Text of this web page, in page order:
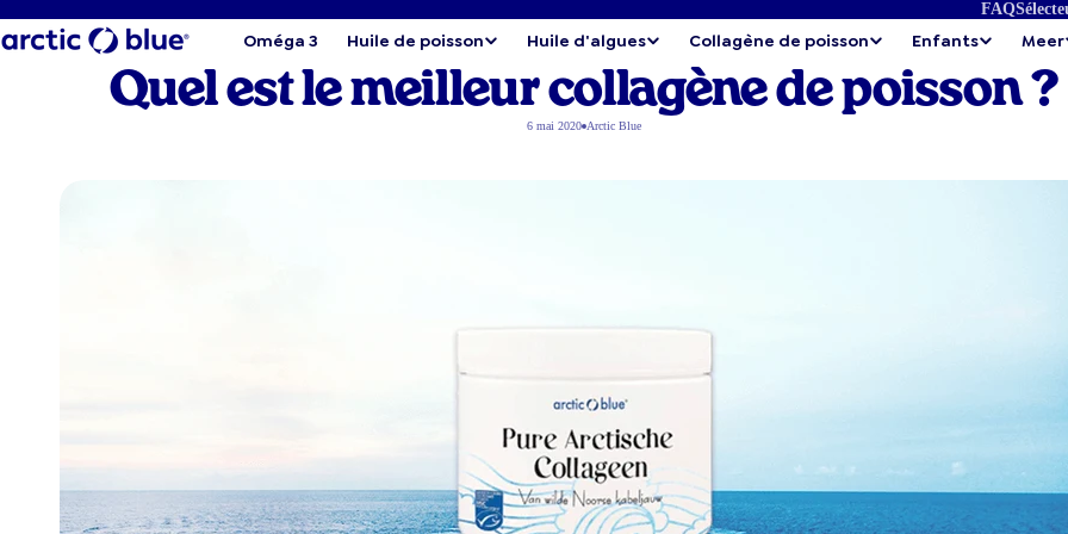
FAQ
Oméga 3 Huile de poisson Huile d'algues Collagène de poisson Enfants Meer
Quel est le meilleur collagène de poisson ?
6 mai 2020 Arctic Blue